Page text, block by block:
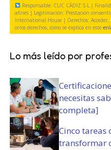
)a
t
o
i
)
a
t
o
r
o
y
c
o
d
i
o
n
e
s
(
Responsable: CLIC CÁDIZ S.L.|
afines | Legitimación: Prestación
International House | Derechos:
otros derechos, como se explica en este
Lo más leído por
necesitas
completa]
Cinco tareas
transformar